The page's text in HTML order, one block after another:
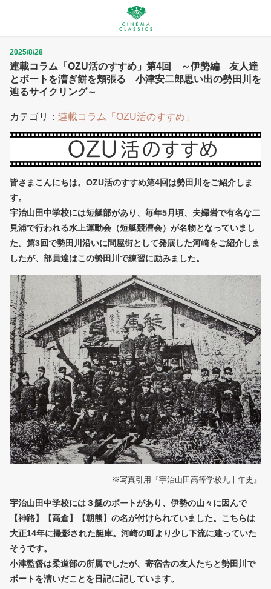
連載コラム「OZU活のすすめ」第4回 ～伊勢編 友人達
とボートを漕ぎ餅を頬張る 小津安二郎思い出の勢田川を
辿るサイクリング～
2025/8/28
カテゴリ： 連載コラム「OZU活のすすめ」
皆さまこんにちは。OZU活のすすめ第4回は勢田川をご紹介しま
す。
宇治山田中学校には短艇部があり、毎年5月頃、夫婦岩で有名な二
見浦で行われる水上運動会（短艇競漕会）が名物となっていまし
た。第3回で勢田川沿いに問屋街として発展した河崎をご紹介しま
したが、部員達はこの勢田川で練習に励みました。
※写真引用『宇治山田高等学校九十年史』
宇治山田中学校には３艇のボートがあり、伊勢の山々に因んで
【神路】【高倉】【朝熊】の名が付けられていました。こちらは
大正14年に撮影された艇庫。河崎の町より少し下流に建っていた
そうです。
小津監督は柔道部の所属でしたが、寄宿舎の友人たちと勢田川で
ボートを漕いだことを日記に記しています。